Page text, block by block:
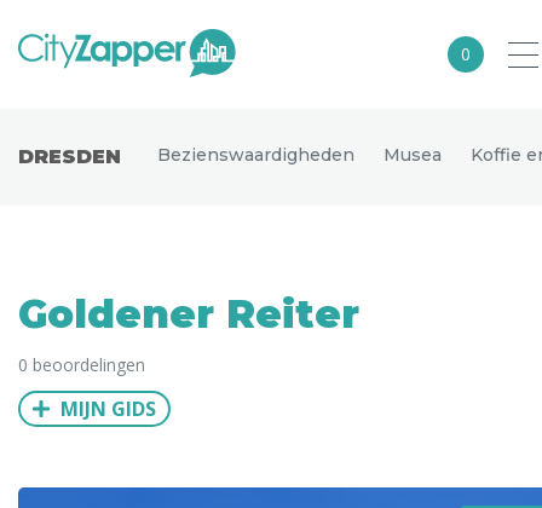
0
Europa
Noord-Amerika
Azië
DRESDEN Bezienswaardigheden Musea Koffie
Goldener Reiter
0 beoordelingen
MIJN GIDS